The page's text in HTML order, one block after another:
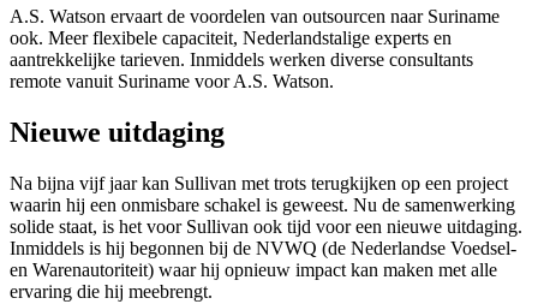
A.S. Watson ervaart de voordelen van outsourcen naar Suriname
ook. Meer flexibele capaciteit, Nederlandstalige experts en
aantrekkelijke tarieven. Inmiddels werken diverse consultants
remote vanuit Suriname voor A.S. Watson.
Nieuwe uitdaging
Na bijna vijf jaar kan Sullivan met trots terugkijken op een project
waarin hij een onmisbare schakel is geweest. Nu de samenwerking
solide staat, is het voor Sullivan ook tijd voor een nieuwe uitdaging.
Inmiddels is hij begonnen bij de NVWQ (de Nederlandse Voedsel-
en Warenautoriteit) waar hij opnieuw impact kan maken met alle
ervaring die hij meebrengt.